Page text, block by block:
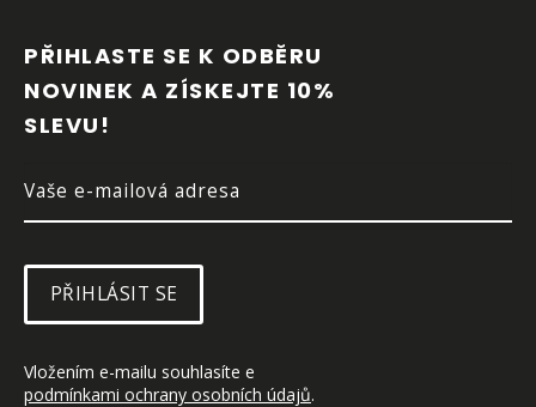
PŘIHLASTE SE K ODBĚRU
NOVINEK A ZÍSKEJTE 10%
SLEVU!
PŘIHLÁSIT SE
Vložením e-mailu souhlasíte e
podmínkami ochrany osobních údajů.